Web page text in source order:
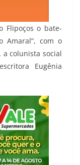
Flipoços o bate-
Amaral”, com o
a colunista social
Eugênia